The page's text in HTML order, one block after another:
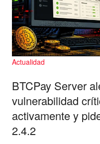
Actualidad
BTCPay Server
vulnerabilidad
activamente y
2.4.2